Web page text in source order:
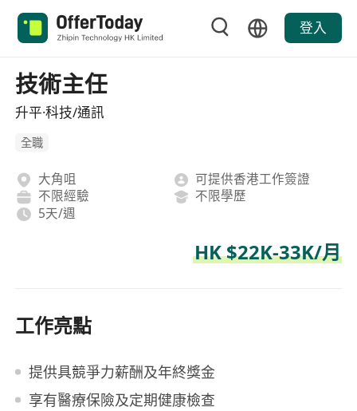
登入
技術主任
升平·科技/通訊
全職
大角咀
可提供香港工作簽證
不限經驗
不限學歷
5天/週
HK $22K-33K/月
工作亮點
提供具競爭力薪酬及年終獎金
享有醫療保險及定期健康檢查